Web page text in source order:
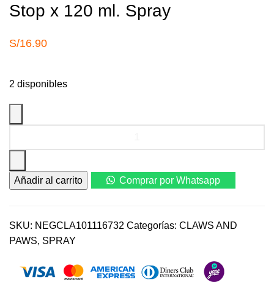
Stop x 120 ml. Spray
S/16.90
2 disponibles
Pipí
Stop
ml.
Spray
Añadir al carrito Comprar por Whatsapp
SKU: NEGCLA101116732 Categorías: CLAWS AND
PAWS, SPRAY